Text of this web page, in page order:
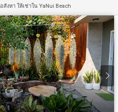
อสังหา ให้เช่าใน YaNui Beach